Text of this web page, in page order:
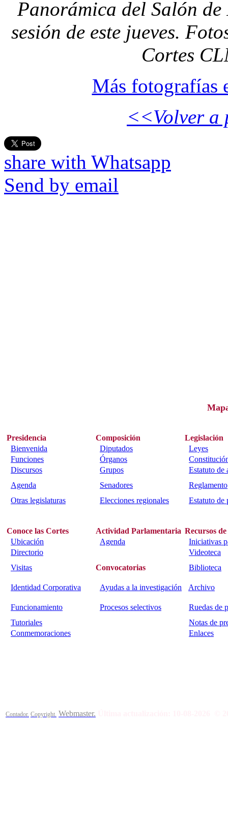
Panorámica del Salón
sesión de este jueves.
Cortes
Más fotografías
<<Volver a
share with Whatsapp
Send by email
Presidencia Composición
Legislación
Bienvenida
Diputados
Leyes
Funciones
Órganos
Discursos
Grupos
Estatuto de
Agenda
Senadores
Reglamento
Otras legislaturas
Elecciones regionales Estatuto de
Conoce las Cortes Actividad Parlamentaria Recursos
Ubicación
Agenda
Iniciativas
Directorio
Videoteca
Visitas
Convocatorias Biblioteca
Identidad Corporativa Ayudas a la investigación Archivo
Funcionamiento Procesos selectivos
Ruedas de
Tutoriales
Notas de
Conmemoraciones
Enlaces
Contador. Copyright. Webmaster.